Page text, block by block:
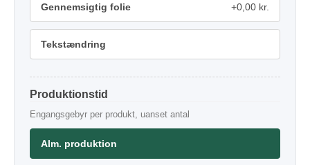
Gennemsigtig folie +0,00 kr.
Tekstændring
Produktionstid
Engangsgebyr per produkt, uanset antal
Alm. produktion